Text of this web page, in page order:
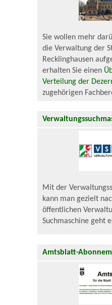
Sie wollen mehr
die Verwaltung der
Recklinghausen
erhalten Sie einen
Verteilung der
zugehörigen
Mit der
kann man gezielt
öffentlichen
Suchmaschine geht
Amtsblatt-